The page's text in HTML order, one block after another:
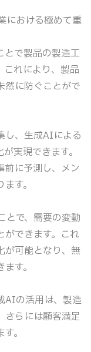
における極めて重
とで製品の製造工
これにより、製品
然に防ぐことがで
し、生成AIによる
実現できます。
前に予測し、メン
す。
とで、需要の変動
ができます。これ
が可能となり、無
す。
AIの活用は、製造
さらには顧客満足
。